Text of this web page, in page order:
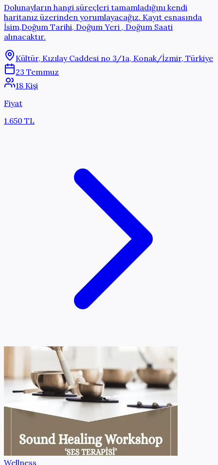
Dolunayların hangi süreçleri tamamladığını kendi
haritanız üzerinden yorumlayacağız. Kayıt esnasında
İsim,Doğum Tarihi, Doğum Yeri , Doğum Saati
alınacaktır.
Kültür, Kızılay Caddesi no 3/1a, Konak/İzmir, Türkiye
23 Temmuz
18 Kişi
Fiyat
1.650 TL
Wellness